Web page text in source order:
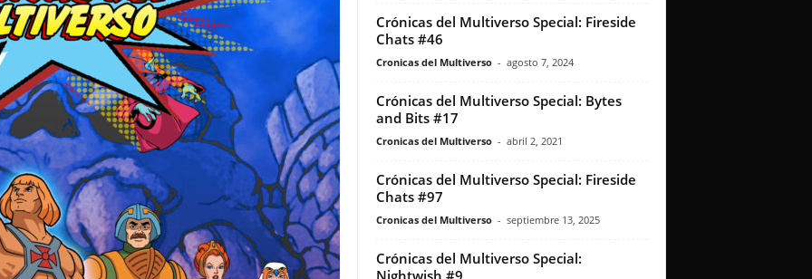
Crónicas del Multiverso Special: Fireside
Chats #46
Cronicas del Multiverso - agosto 7, 2024
Crónicas del Multiverso Special: Bytes
and Bits #17
Cronicas del Multiverso - abril 2, 2021
Crónicas del Multiverso Special: Fireside
Chats #97
Cronicas del Multiverso - septiembre 13, 2025
Crónicas del Multiverso Special: